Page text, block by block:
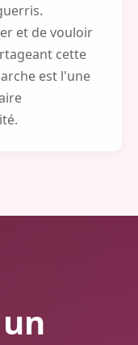
et de vouloir
cette
est l'une